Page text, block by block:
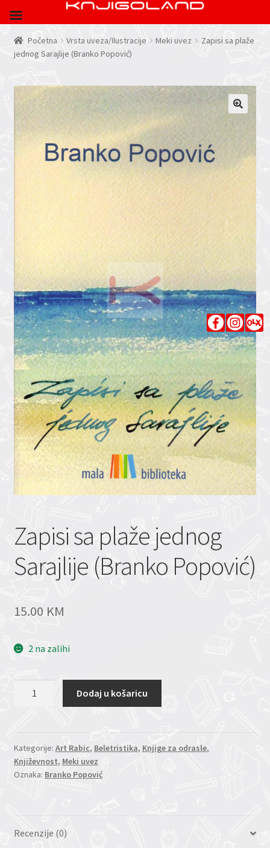
Početna Vrsta uveza/Ilustracije Meki uvez
Zapisi sa plaže
jednog Sarajlije (Branko Popović)
Zapisi sa plaže jednog
Sarajlije (Branko Popović)
15.00 KM
2 na zalihi
jednog
Sarajlije
(Branko
Popović)
Dodaj u košaricu
Kategorije: Art Rabic, Beletristika, Knjige za odrasle,
Književnost, Meki uvez
Oznaka: Branko Popović
Recenzije (0)